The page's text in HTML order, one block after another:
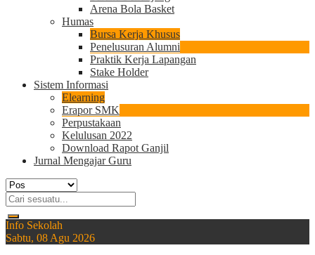
Arena Bola Basket
Humas
Bursa Kerja Khusus
Penelusuran Alumni
Praktik Kerja Lapangan
Stake Holder
Sistem Informasi
Elearning
Erapor SMK
Perpustakaan
Kelulusan 2022
Download Rapot Ganjil
Jurnal Mengajar Guru
Info Sekolah
Sabtu, 08 Agu 2026